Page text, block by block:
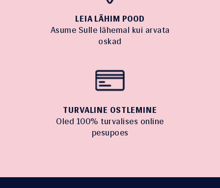
LEIA LÄHIM POOD
Asume Sulle lähemal kui arvata
oskad
TURVALINE OSTLEMINE
Oled 100% turvalises online
pesupoes